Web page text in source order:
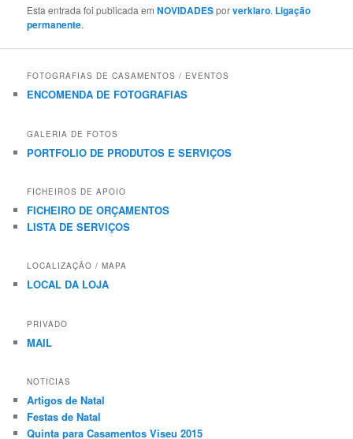
Esta entrada foi publicada emNOVIDADESporverklaro. Ligação
permanente.
FOTOGRAFIAS DE CASAMENTOS / EVENTOS
ENCOMENDA DE FOTOGRAFIAS
GALERIA DE FOTOS
PORTFOLIO DE PRODUTOS E SERVIÇOS
FICHEIROS DE APOIO
FICHEIRO DE ORÇAMENTOS
LISTA DE SERVIÇOS
LOCALIZAÇÃO / MAPA
LOCAL DA LOJA
PRIVADO
MAIL
NOTICIAS
Artigos de Natal
Festas de Natal
Quinta para Casamentos Viseu 2015